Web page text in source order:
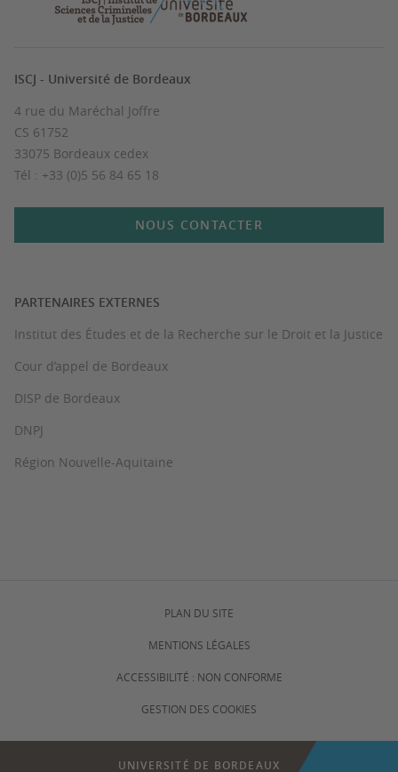
ISCJ - Université de Bordeaux
4 rue du Maréchal Joffre
CS 61752
33075 Bordeaux cedex
Tél : +33 (0)5 56 84 65 18
NOUS CONTACTER
PARTENAIRES EXTERNES
Institut des Études et de la Recherche sur le Droit et la Justice
Cour d’appel de Bordeaux
DISP de Bordeaux
DNPJ
Région Nouvelle-Aquitaine
PLAN DU SITE
MENTIONS LÉGALES
ACCESSIBILITÉ : NON CONFORME
GESTION DES COOKIES
UNIVERSITÉ DE BORDEAUX